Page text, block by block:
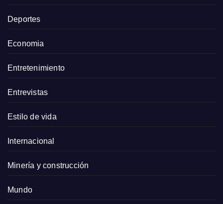
Deportes
Economia
Entretenimiento
Entrevistas
Estilo de vida
Internacional
Minería y construcción
Mundo